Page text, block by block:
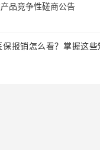
品竞争性磋商公告
保报销怎么看？掌握这些